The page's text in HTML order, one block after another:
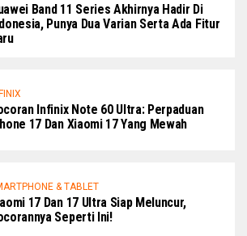
Band 11 Series Akhirnya Hadir Di
Punya Dua Varian Serta Ada Fitur
Infinix Note 60 Ultra: Perpaduan
17 Dan Xiaomi 17 Yang Mewah
& TABLET
17 Dan 17 Ultra Siap Meluncur,
Seperti Ini!